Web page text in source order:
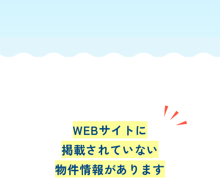
WEBサイトに
掲載されていない
物件情報があります